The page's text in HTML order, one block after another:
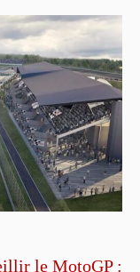
le MotoGP :